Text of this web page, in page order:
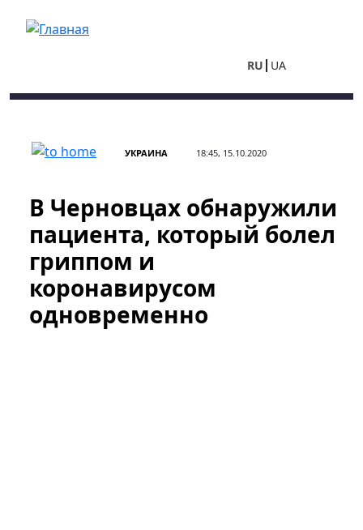
RU UA
УКРАИНА 18:45, 15.10.2020
В Черновцах обнаружили
пациента, который болел
гриппом и
коронавирусом
одновременно